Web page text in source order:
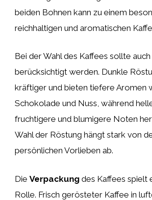
beiden Bohnen kann zu einem
reichhaltigen und aromatischen
Bei der Wahl des Kaffees sollte auch
berücksichtigt werden. Dunkle
kräftiger und bieten tiefere Aromen
Schokolade und Nuss, während
fruchtigere und blumigere Noten
Wahl der Röstung hängt stark von
persönlichen Vorlieben ab.
Die Verpackung des Kaffees spielt
Rolle. Frisch gerösteter Kaffee in